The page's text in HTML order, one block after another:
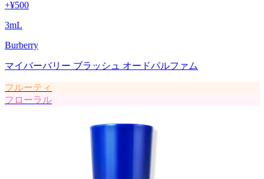
+¥500
3mL
Burberry
マイバーバリー ブラッシュ オードパルファム
フルーティ
フローラル